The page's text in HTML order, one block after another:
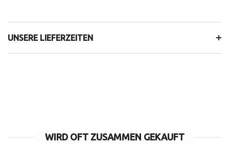
UNSERE LIEFERZEITEN
WIRD OFT ZUSAMMEN GEKAUFT